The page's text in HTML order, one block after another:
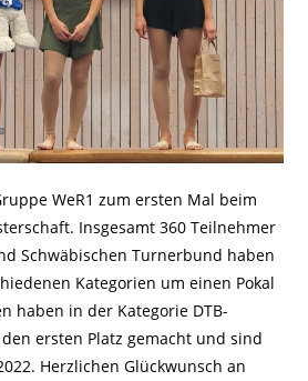
WeR1 zum ersten Mal beim
Insgesamt 360 Teilnehmer
Schwäbischen Turnerbund haben
Kategorien um einen Pokal
haben in der Kategorie DTB-
ersten Platz gemacht und sind
Herzlichen Glückwunsch an